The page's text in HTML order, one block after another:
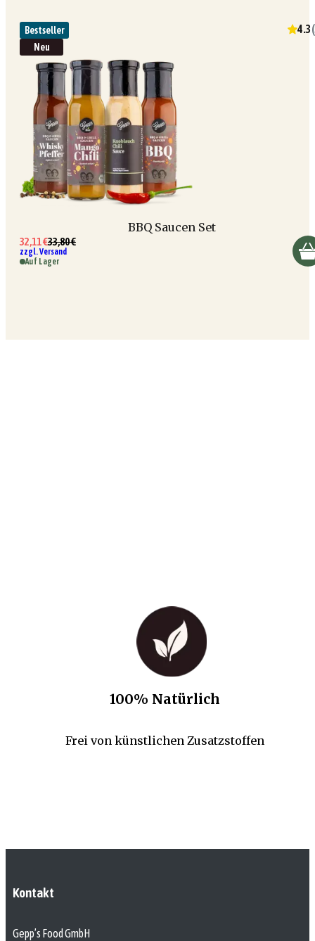
Bestseller
Neu
4.3(
BBQ Saucen Set
32,11 €33,80 €
zzgl. Versand
Auf Lager
100% Natürlich
Frei von künstlichen Zusatzstoffen
Kontakt
Gepp’s Food GmbH